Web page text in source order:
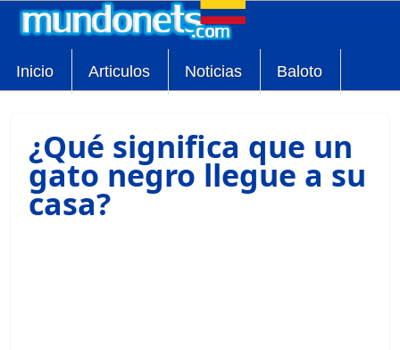
Inicio Articulos Noticias Baloto
¿Qué significa que un
gato negro llegue a su
casa?